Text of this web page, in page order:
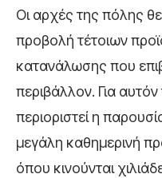
Οι αρχές της πόλης
προβολή τέτοιων
κατανάλωσης που
περιβάλλον. Για
περιοριστεί η
μεγάλη καθημερινή
όπου κινούνται